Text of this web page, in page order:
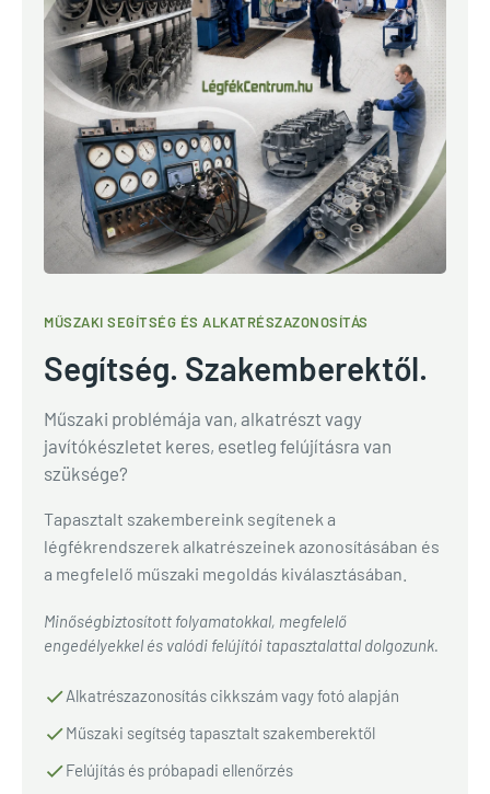
MŰSZAKI SEGÍTSÉG ÉS ALKATRÉSZAZONOSÍTÁS
Segítség. Szakemberektől.
Műszaki problémája van, alkatrészt vagy
javítókészletet keres, esetleg felújításra van
szüksége?
Tapasztalt szakembereink segítenek a
légfékrendszerek alkatrészeinek azonosításában és
a megfelelő műszaki megoldás kiválasztásában.
Minőségbiztosított folyamatokkal, megfelelő
engedélyekkel és valódi felújítói tapasztalattal dolgozunk.
Alkatrészazonosítás cikkszám vagy fotó alapján
Műszaki segítség tapasztalt szakemberektől
Felújítás és próbapadi ellenőrzés